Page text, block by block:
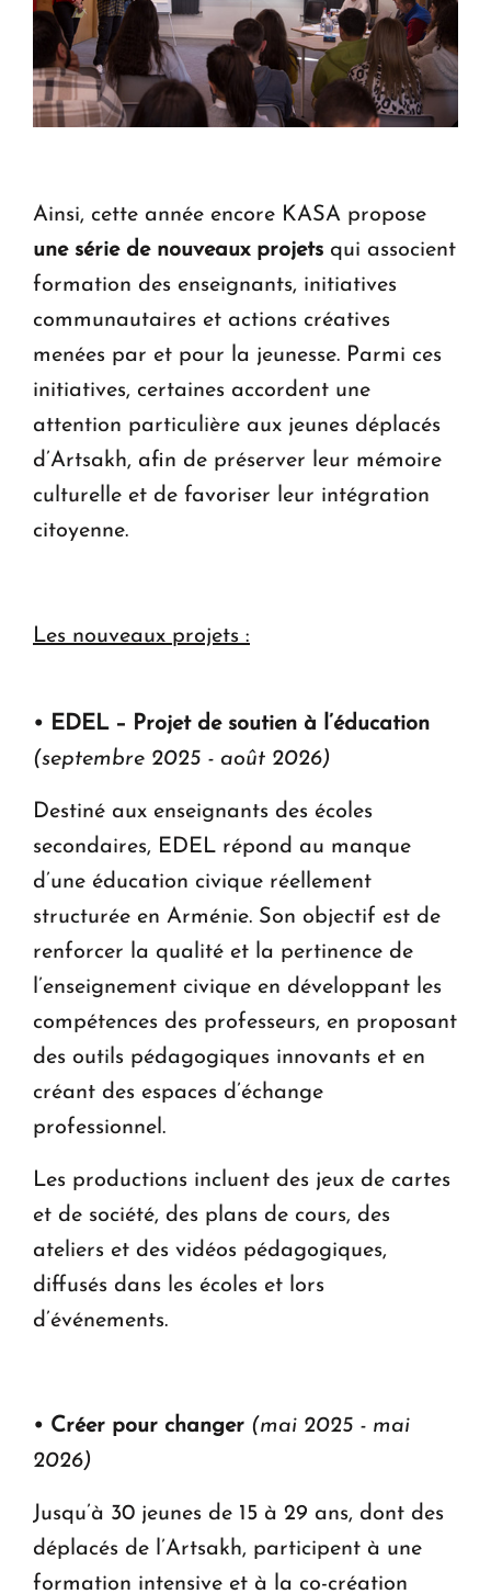
Ainsi, cette année encore KASA propose
une série de nouveaux projets qui associent
formation des enseignants, initiatives
communautaires et actions créatives
menées par et pour la jeunesse. Parmi ces
initiatives, certaines accordent une
attention particulière aux jeunes déplacés
d’Artsakh, afin de préserver leur mémoire
culturelle et de favoriser leur intégration
citoyenne.
Les nouveaux projets :
• EDEL – Projet de soutien à l’éducation
(septembre 2025 - août 2026)
Destiné aux enseignants des écoles
secondaires, EDEL répond au manque
d’une éducation civique réellement
structurée en Arménie. Son objectif est de
renforcer la qualité et la pertinence de
l’enseignement civique en développant les
compétences des professeurs, en proposant
des outils pédagogiques innovants et en
créant des espaces d’échange
professionnel.
Les productions incluent des jeux de cartes
et de société, des plans de cours, des
ateliers et des vidéos pédagogiques,
diffusés dans les écoles et lors
d’événements.
• Créer pour changer (mai 2025 - mai
2026)
Jusqu’à 30 jeunes de 15 à 29 ans, dont des
déplacés de l’Artsakh, participent à une
formation intensive et à la co-création